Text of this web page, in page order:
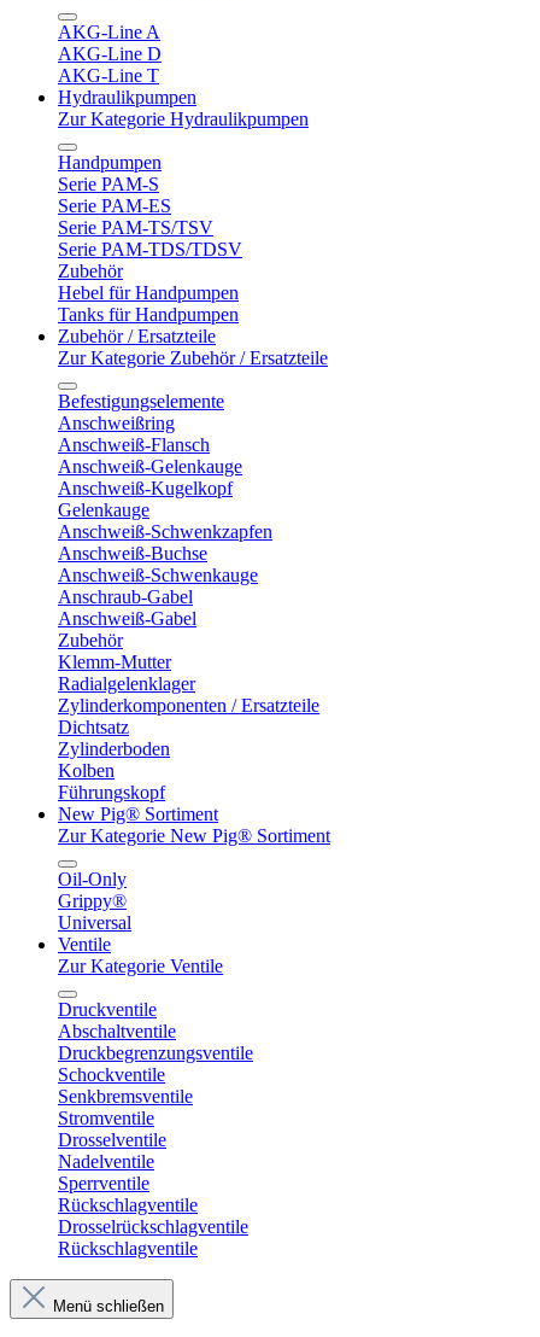
AKG-Line A
AKG-Line D
AKG-Line T
Hydraulikpumpen
Zur Kategorie Hydraulikpumpen
Handpumpen
Serie PAM-S
Serie PAM-ES
Serie PAM-TS/TSV
Serie PAM-TDS/TDSV
Zubehör
Hebel für Handpumpen
Tanks für Handpumpen
Zubehör / Ersatzteile
Zur Kategorie Zubehör / Ersatzteile
Befestigungselemente
Anschweißring
Anschweiß-Flansch
Anschweiß-Gelenkauge
Anschweiß-Kugelkopf
Gelenkauge
Anschweiß-Schwenkzapfen
Anschweiß-Buchse
Anschweiß-Schwenkauge
Anschraub-Gabel
Anschweiß-Gabel
Zubehör
Klemm-Mutter
Radialgelenklager
Zylinderkomponenten / Ersatzteile
Dichtsatz
Zylinderboden
Kolben
Führungskopf
New Pig® Sortiment
Zur Kategorie New Pig® Sortiment
Oil-Only
Grippy®
Universal
Ventile
Zur Kategorie Ventile
Druckventile
Abschaltventile
Druckbegrenzungsventile
Schockventile
Senkbremsventile
Stromventile
Drosselventile
Nadelventile
Sperrventile
Rückschlagventile
Drosselrückschlagventile
Rückschlagventile
Menü schließen